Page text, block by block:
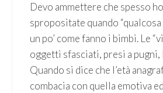
Devo ammettere che spesso
spropositate quando “qualcosa
un po’ come fanno i bimbi. Le
oggetti sfasciati, presi a
Quando si dice che l’età
combacia con quella emotiva